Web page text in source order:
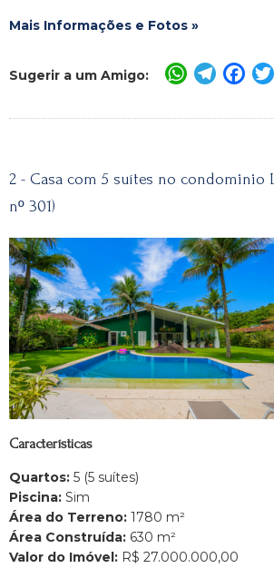
Mais Informações e Fotos »
Sugerir a um Amigo: WhatsApp
2 - Casa com 5 suítes no condominio
nº 301)
Características
Quartos: 5 (5 suítes)
Piscina: Sim
Área do Terreno: 1780 m²
Área Construída: 630 m²
Valor do Imóvel: R$ 27.000.000,00